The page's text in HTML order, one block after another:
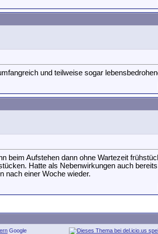
und teilweise sogar
beim Aufstehen dann ohne Wartezeit
Hatte als Nebenwirkungen auch
nach einer Woche wieder.
Google